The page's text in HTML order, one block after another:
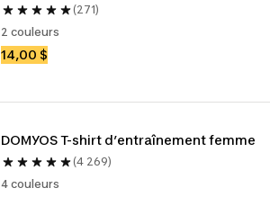
(271)
2 couleurs
14,00 $
DOMYOS T-shirt d’entraînement femme
(4 269)
4 couleurs